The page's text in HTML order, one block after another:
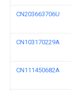
CN203663706U
CN103170229A
CN111450682A